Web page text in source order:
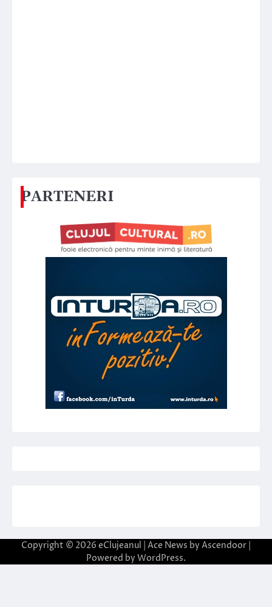
PARTENERI
Copyright © 2026 eClujeanul | Ace News by Ascendoor
Powered by WordPress.